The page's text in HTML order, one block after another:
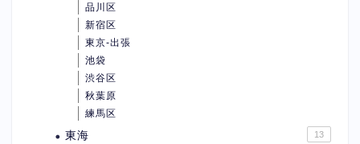
品川区
新宿区
東京-出張
池袋
渋谷区
秋葉原
練馬区
東海 13